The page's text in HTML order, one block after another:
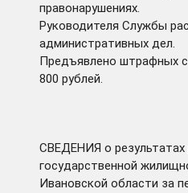
правонарушениях.
Руководителя Службы
административных дел.
Предъявлено штрафных
800 рублей.
СВЕДЕНИЯ о
государственной
Ивановской области за